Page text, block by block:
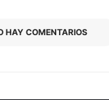
HAY COMENTARIOS